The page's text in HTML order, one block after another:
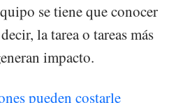
se tiene que conocer
la tarea o tareas más
impacto.
pueden costarle